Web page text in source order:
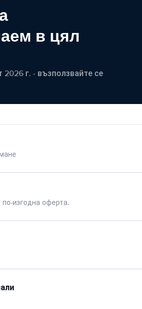
в цял
г. - възползвайте се
изгодна оферта.